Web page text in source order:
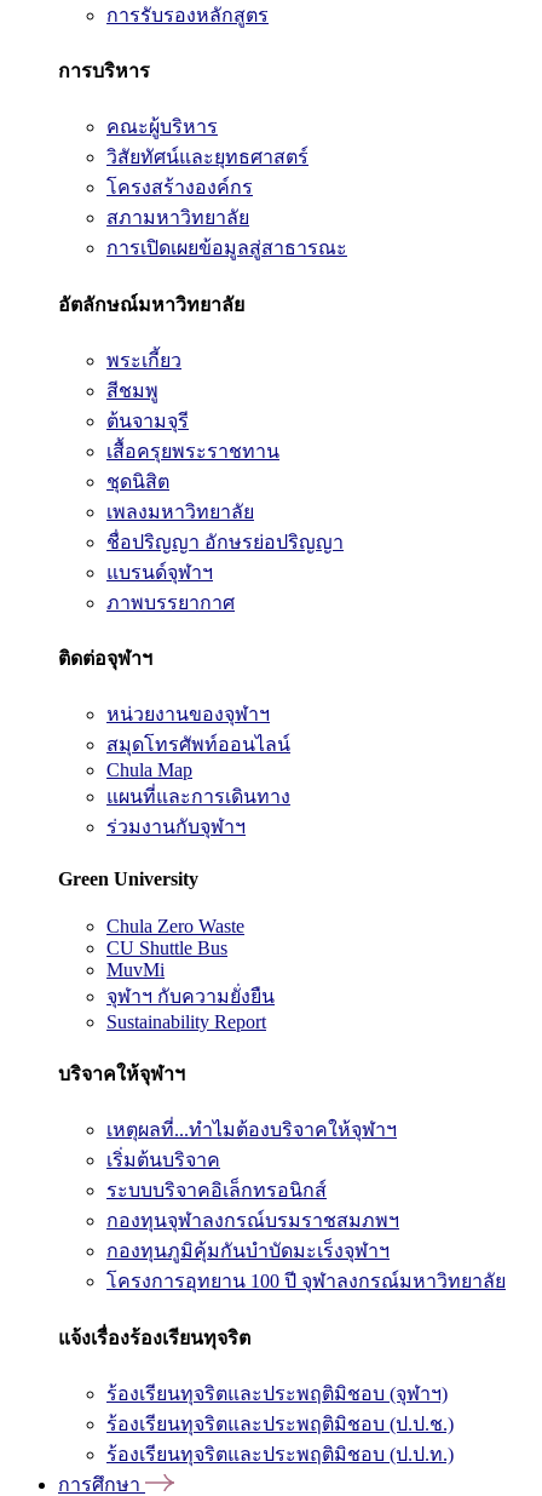
การรับรองหลักสูตร
การบริหาร
คณะผู้บริหาร
วิสัยทัศน์และยุทธศาสตร์
โครงสร้างองค์กร
สภามหาวิทยาลัย
การเปิดเผยข้อมูลสู่สาธารณะ
อัตลักษณ์มหาวิทยาลัย
พระเกี้ยว
สีชมพู
ต้นจามจุรี
เสื้อครุยพระราชทาน
ชุดนิสิต
เพลงมหาวิทยาลัย
ชื่อปริญญา อักษรย่อปริญญา
แบรนด์จุฬาฯ
ภาพบรรยากาศ
ติดต่อจุฬาฯ
หน่วยงานของจุฬาฯ
สมุดโทรศัพท์ออนไลน์
Chula Map
แผนที่และการเดินทาง
ร่วมงานกับจุฬาฯ
Green University
Chula Zero Waste
CU Shuttle Bus
MuvMi
จุฬาฯ กับความยั่งยืน
Sustainability Report
บริจาคให้จุฬาฯ
เหตุผลที่...ทำไมต้องบริจาคให้จุฬาฯ
เริ่มต้นบริจาค
ระบบบริจาคอิเล็กทรอนิกส์
กองทุนจุฬาลงกรณ์บรมราชสมภพฯ
กองทุนภูมิคุ้มกันบำบัดมะเร็งจุฬาฯ
โครงการอุทยาน 100 ปี จุฬาลงกรณ์มหาวิทยาลัย
แจ้งเรื่องร้องเรียนทุจริต
ร้องเรียนทุจริตและประพฤติมิชอบ (จุฬาฯ)
ร้องเรียนทุจริตและประพฤติมิชอบ (ป.ป.ช.)
ร้องเรียนทุจริตและประพฤติมิชอบ (ป.ป.ท.)
การศึกษา